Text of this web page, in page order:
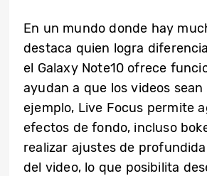
En un mundo donde hay
destaca quien logra
el Galaxy Note10 ofrece
ayudan a que los videos
ejemplo, Live Focus permite
efectos de fondo, incluso
realizar ajustes de
del video, lo que posibilita